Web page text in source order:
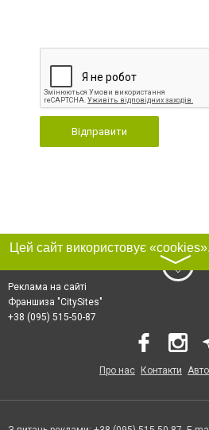
Відправити
〉
Реклама на сайті
Франшиза "CitySites"
+38 (095) 515-50-87
Про нас Контакти